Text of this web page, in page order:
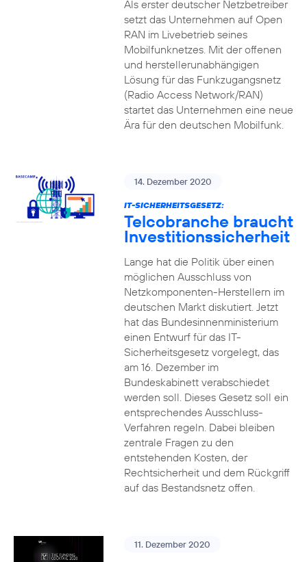
Als erster deutscher Netzbetreiber
setzt das Unternehmen auf Open
RAN im Livebetrieb seines
Mobilfunknetzes. Mit der offenen
und herstellerunabhängigen
Lösung für das Funkzugangsnetz
(Radio Access Network/RAN)
startet das Unternehmen eine neue
Ära für den deutschen Mobilfunk.
14. Dezember 2020
IT-SICHERHEITSGESETZ:
Telcobranche braucht
Investitionssicherheit
Lange hat die Politik über einen
möglichen Ausschluss von
Netzkomponenten-Herstellern im
deutschen Markt diskutiert. Jetzt
hat das Bundesinnenministerium
einen Entwurf für das IT-
Sicherheitsgesetz vorgelegt, das
am 16. Dezember im
Bundeskabinett verabschiedet
werden soll. Dieses Gesetz soll ein
entsprechendes Ausschluss-
Verfahren regeln. Dabei bleiben
zentrale Fragen zu den
entstehenden Kosten, der
Rechtsicherheit und dem Rückgriff
auf das Bestandsnetz offen.
11. Dezember 2020